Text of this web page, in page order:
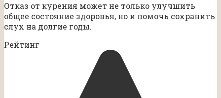
Отказ от курения может не только улучшить
общее состояние здоровья, но и помочь сохранить
слух на долгие годы.
Рейтинг